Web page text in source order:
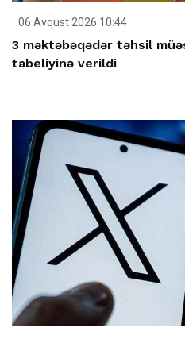
06 Avqust 2026 10:44
3 məktəbəqədər təhsil
tabeliyinə verildi